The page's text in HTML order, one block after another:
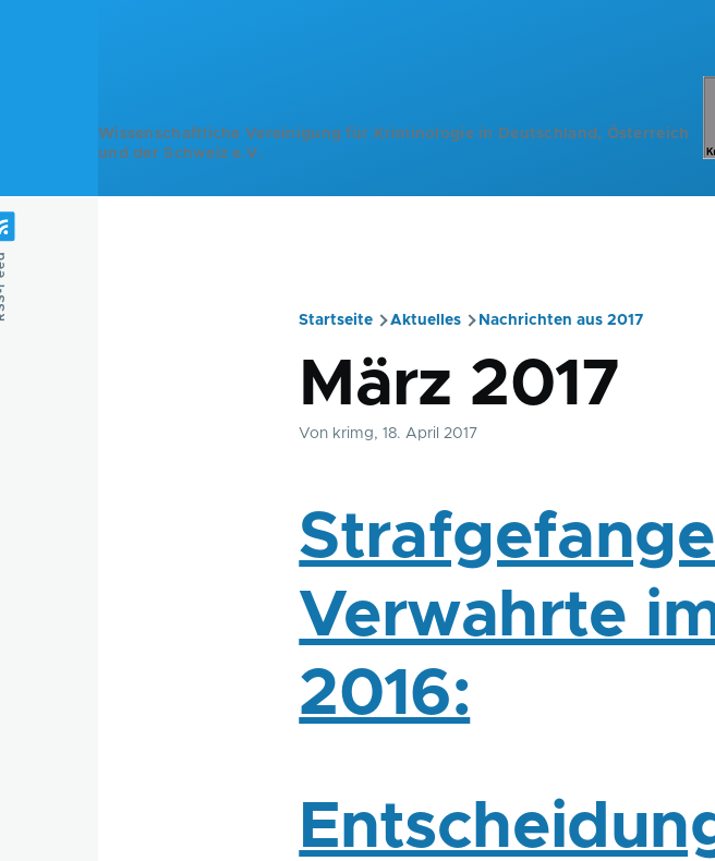
Wissenschaftliche Vereinigung für Kriminologie in Deutschland, Österreich
und der Schweiz e.V.
Pfadnavigation
Startseite Aktuelles Nachrichten aus 2017
März 2017
Von krimg, 18. April 2017
Verwahrte
2016: